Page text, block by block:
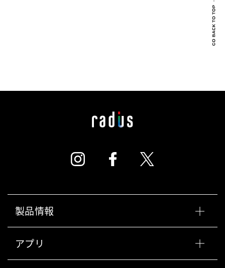
製品情報
アプリ